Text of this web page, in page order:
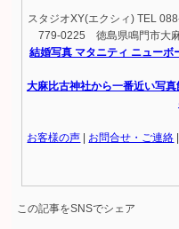
スタジオXY(エクシィ) TEL
779-0225 徳島県鳴門市大
結婚写真 マタニティ ニュー
大麻比古神社から一番近い写
お客様の声 お問合せ・ご連絡
この記事をSNSでシェア